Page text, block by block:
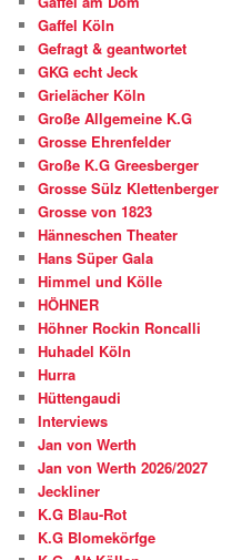
Gaffel Köln
Gefragt & geantwortet
GKG echt Jeck
Grielächer Köln
Große Allgemeine K.G
Grosse Ehrenfelder
Große K.G Greesberger
Grosse Sülz Klettenberger
Grosse von 1823
Hänneschen Theater
Hans Süper Gala
Himmel und Kölle
HÖHNER
Höhner Rockin Roncalli
Huhadel Köln
Hurra
Hüttengaudi
Interviews
Jan von Werth
Jan von Werth 2026/2027
Jeckliner
K.G Blau-Rot
K.G Blomekörfge